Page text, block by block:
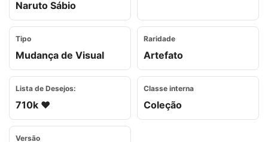
Naruto Sábio
Tipo
Mudança de Visual
Raridade
Artefato
Lista de Desejos:
710k ❤️
Classe interna
Coleção
Versão